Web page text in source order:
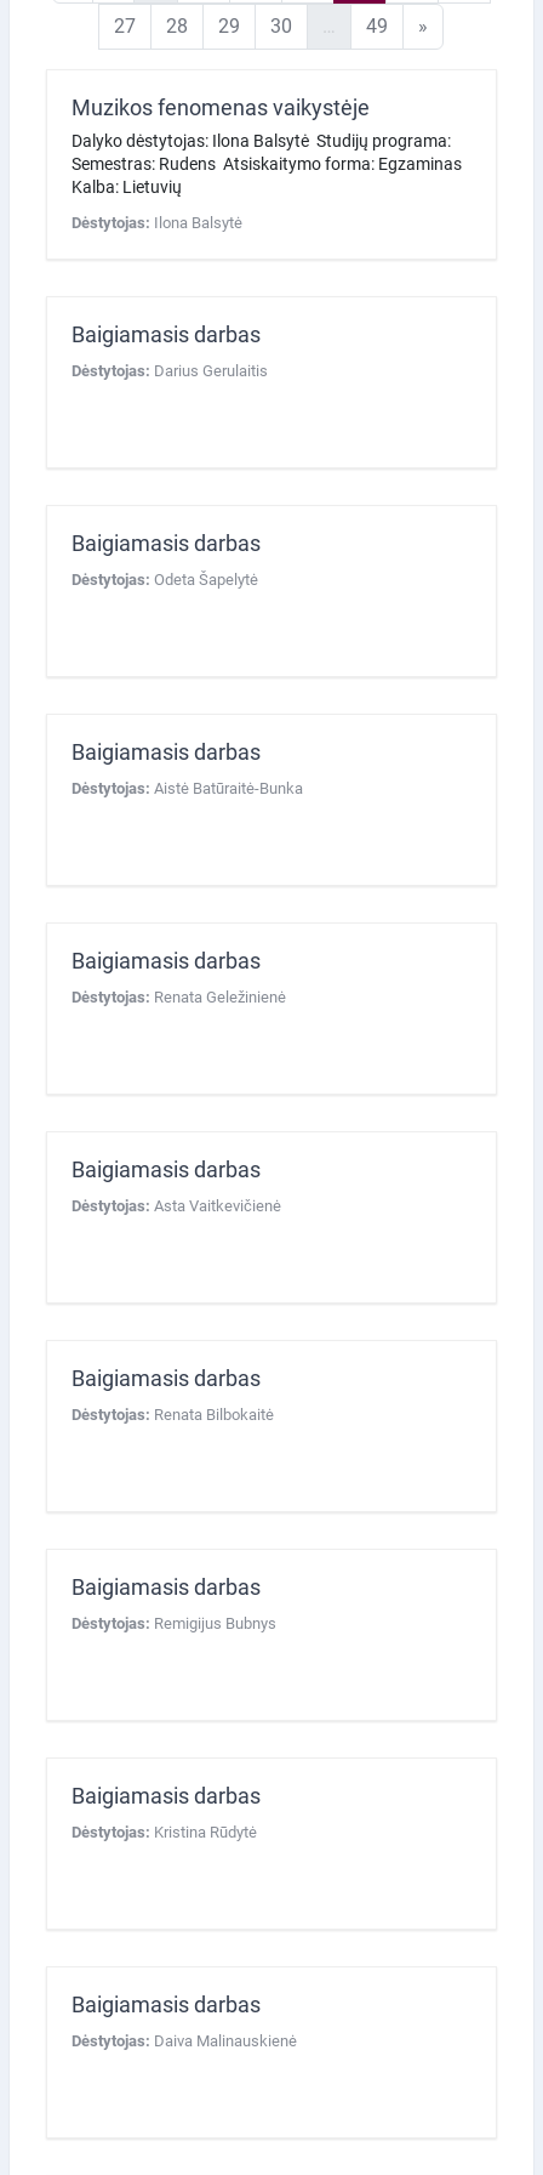
2727 puslapis
28 28 puslapis
29 29 puslapis
30 30 puslapis
49 49 puslapis
»
Muzikos fenomenas vaikystėje
Dalyko dėstytojas: Ilona Balsytė Studijų programa:
Semestras: Rudens Atsiskaitymo forma: Egzaminas
Kalba: Lietuvių
Dėstytojas: Ilona Balsytė
Baigiamasis darbas
Dėstytojas: Darius Gerulaitis
Baigiamasis darbas
Dėstytojas: Odeta Šapelytė
Baigiamasis darbas
Dėstytojas: Aistė Batūraitė-Bunka
Baigiamasis darbas
Dėstytojas: Renata Geležinienė
Baigiamasis darbas
Dėstytojas: Asta Vaitkevičienė
Baigiamasis darbas
Dėstytojas: Renata Bilbokaitė
Baigiamasis darbas
Dėstytojas: Remigijus Bubnys
Baigiamasis darbas
Dėstytojas: Kristina Rūdytė
Baigiamasis darbas
Dėstytojas: Daiva Malinauskienė